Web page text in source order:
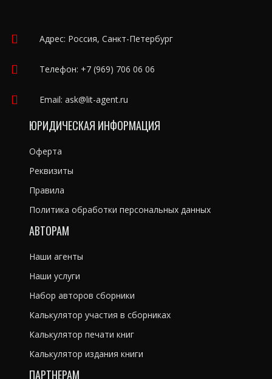
Адрес: Россия, Санкт-Петербург
Телефон: +7 (969) 706 06 06
Email: ask@lit-agent.ru
ЮРИДИЧЕСКАЯ ИНФОРМАЦИЯ
Оферта
Реквизиты
Правила
Политика обработки персональных данных
АВТОРАМ
Наши агенты
Наши услуги
Набор авторов сборники
Калькулятор участия в сборниках
Калькулятор печати книг
Калькулятор издания книги
ПАРТНЕРАМ